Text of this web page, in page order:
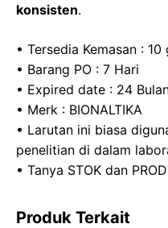
konsisten.
• Tersedia Kemasan :
• Barang PO : 7 Hari
• Expired date : 24
• Merk : BIONALTIKA
• Larutan ini biasa
penelitian di dalam
• Tanya STOK dan
Produk Terkait